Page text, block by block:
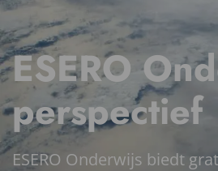
ESERO
perspectief
ESERO Onderwijs biedt